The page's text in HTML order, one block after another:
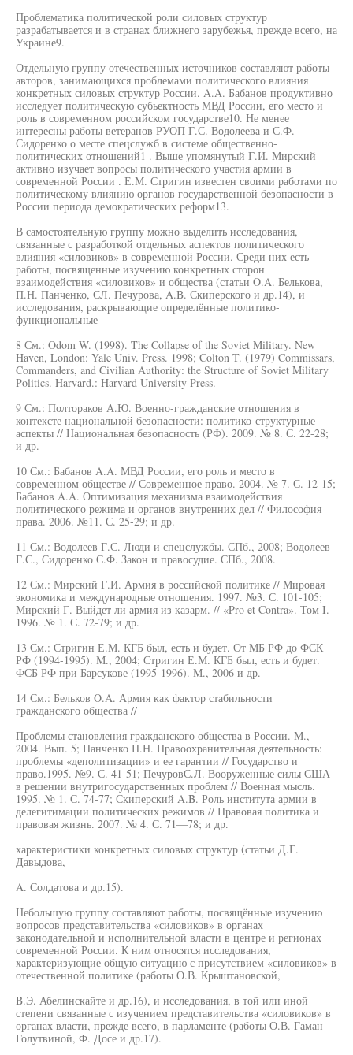
Проблематика политической роли силовых структур
разрабатывается и в странах ближнего зарубежья, прежде всего, на
Украине9.
Отдельную группу отечественных источников составляют работы
авторов, занимающихся проблемами политического влияния
конкретных силовых структур России. A.A. Бабанов продуктивно
исследует политическую субьектность МВД России, его место и
роль в современном российском государстве10. Не менее
интересны работы ветеранов РУОП Г.С. Водолеева и С.Ф.
Сидоренко о месте спецслужб в системе общественно-
политических отношений1 . Выше упомянутый Г.И. Мирский
активно изучает вопросы политического участия армии в
современной России . Е.М. Стригин известен своими работами по
политическому влиянию органов государственной безопасности в
России периода демократических реформ13.
В самостоятельную группу можно выделить исследования,
связанные с разработкой отдельных аспектов политического
влияния «силовиков» в современной России. Среди них есть
работы, посвященные изучению конкретных сторон
взаимодействия «силовиков» и общества (статьи O.A. Белькова,
П.Н. Панченко, СЛ. Печурова, A.B. Скиперского и др.14), и
исследования, раскрывающие определённые политико-
функциональные
8 См.: Odom W. (1998). The Collapse of the Soviet Military. New
Haven, London: Yale Univ. Press. 1998; Colton T. (1979) Commissars,
Commanders, and Civilian Authority: the Structure of Soviet Military
Politics. Harvard.: Harvard University Press.
9 См.: Полтораков А.Ю. Военно-гражданские отношения в
контексте национальной безопасности: политико-структурные
аспекты // Национальная безопасность (РФ). 2009. № 8. С. 22-28;
и др.
10 См.: Бабанов A.A. МВД России, его роль и место в
современном обществе // Современное право. 2004. № 7. С. 12-15;
Бабанов A.A. Оптимизация механизма взаимодействия
политического режима и органов внутренних дел // Философия
права. 2006. №11. С. 25-29; и др.
11 См.: Водолеев Г.С. Люди и спецслужбы. СПб., 2008; Водолеев
Г.С., Сидоренко С.Ф. Закон и правосудие. СПб., 2008.
12 См.: Мирский Г.И. Армия в российской политике // Мировая
экономика и международные отношения. 1997. №3. С. 101-105;
Мирский Г. Выйдет ли армия из казарм. // «Pro et Contra». Том I.
1996. № 1. С. 72-79; и др.
13 См.: Стригин Е.М. КГБ был, есть и будет. От МБ РФ до ФСК
РФ (1994-1995). М., 2004; Стригин Е.М. КГБ был, есть и будет.
ФСБ РФ при Барсукове (1995-1996). М., 2006 и др.
14 См.: Бельков O.A. Армия как фактор стабильности
гражданского общества //
Проблемы становления гражданского общества в России. М.,
2004. Вып. 5; Панченко П.Н. Правоохранительная деятельность:
проблемы «деполитизации» и ее гарантии // Государство и
право.1995. №9. С. 41-51; ПечуровС.Л. Вооруженные силы США
в решении внутригосударственных проблем // Военная мысль.
1995. № 1. С. 74-77; Скиперский A.B. Роль института армии в
делегитимации политических режимов // Правовая политика и
правовая жизнь. 2007. № 4. С. 71—78; и др.
характеристики конкретных силовых структур (статьи Д.Г.
Давыдова,
A. Солдатова и др.15).
Небольшую группу составляют работы, посвящённые изучению
вопросов представительства «силовиков» в органах
законодательной и исполнительной власти в центре и регионах
современной России. К ним относятся исследования,
характеризующие общую ситуацию с присутствием «силовиков» в
отечественной политике (работы О.В. Крыштановской,
B.Э. Абелинскайте и др.16), и исследования, в той или иной
степени связанные с изучением представительства «силовиков» в
органах власти, прежде всего, в парламенте (работы О.В. Гаман-
Голутвиной, Ф. Досе и др.17).